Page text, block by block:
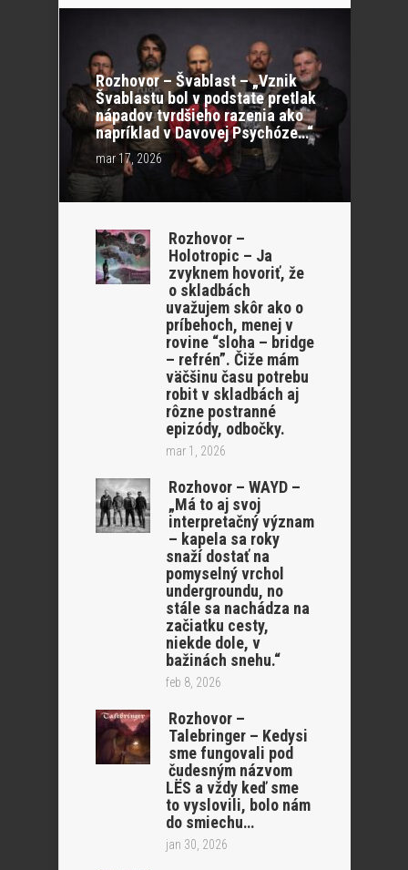
Rozhovor – Švablast – „Vznik
Švablastu bol v podstate pretlak
nápadov tvrdšieho razenia ako
napríklad v Davovej Psychóze…“
mar 17, 2026
Rozhovor –
Holotropic – Ja
zvyknem hovoriť, že
o skladbách
uvažujem skôr ako o
príbehoch, menej v
rovine “sloha – bridge
– refrén”. Čiže mám
väčšinu času potrebu
robit v skladbách aj
rôzne postranné
epizódy, odbočky.
mar 1, 2026
Rozhovor – WAYD –
„Má to aj svoj
interpretačný význam
– kapela sa roky
snaží dostať na
pomyselný vrchol
undergroundu, no
stále sa nachádza na
začiatku cesty,
niekde dole, v
bažinách snehu.“
feb 8, 2026
Rozhovor –
Talebringer – Kedysi
sme fungovali pod
čudesným názvom
LËS a vždy keď sme
to vyslovili, bolo nám
do smiechu…
jan 30, 2026